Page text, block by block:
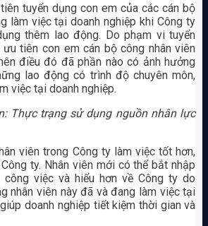
tuyển dụng con em của các cán bộ
làm việc tại doanh nghiệp khi Công ty
thêm lao động. Do phạm vi tuyển
ưu tiên con em cán bộ công nhân viên
điều đó đã phần nào có ảnh hưởng
lao động có trình độ chuyên môn,
việc tại doanh nghiệp.
Thực trạng sử dụng nguồn nhân lực
viên trong Công ty làm việc tốt hơn,
ty. Nhân viên mới có thể bắt nhập
công việc và hiểu hơn về Công ty do
nhân viên này đã và đang làm việc tại
doanh nghiệp tiết kiệm thời gian và